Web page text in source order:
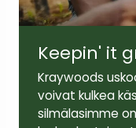
Keepin' it
Kraywoods
voivat kulkea
silmälasimme